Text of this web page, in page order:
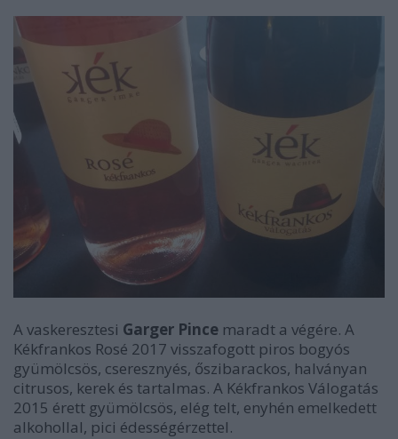
A vaskeresztesi Garger Pince maradt a végére. A
Kékfrankos Rosé 2017 visszafogott piros bogyós
gyümölcsös, cseresznyés, őszibarackos, halványan
citrusos, kerek és tartalmas. A Kékfrankos Válogatás
2015 érett gyümölcsös, elég telt, enyhén emelkedett
alkohollal, pici édességérzettel.